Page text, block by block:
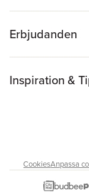
Erbjudanden
Inspiration &
CookiesAnpassa